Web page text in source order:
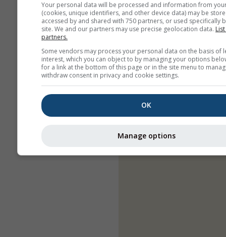
Your personal data will be processed and information from
(cookies, unique identifiers, and other device data) may be
accessed by and shared with 750 partners, or used specifically
site. We and our partners may use precise geolocation data.
partners.
Some vendors may process your personal data on the basis of
interest, which you can object to by managing your options
for a link at the bottom of this page or in the site menu to
withdraw consent in privacy and cookie settings.
OK
Manage options